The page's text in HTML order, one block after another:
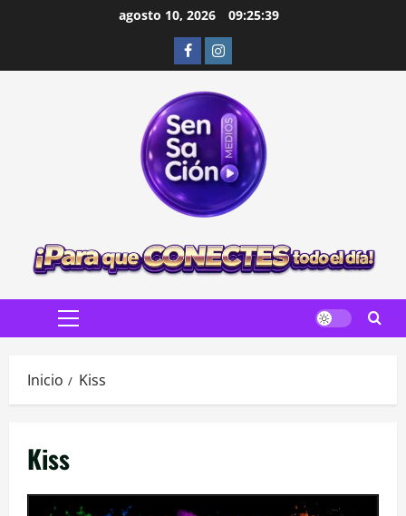
agosto 10, 2026 09:25:41
FacebookInstagram
Menú
Inicio Kiss
Kiss